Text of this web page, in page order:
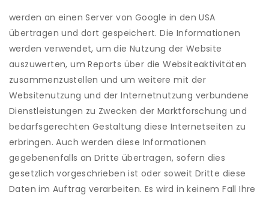
werden an einen Server von Google in den USA
übertragen und dort gespeichert. Die Informationen
werden verwendet, um die Nutzung der Website
auszuwerten, um Reports über die Websiteaktivitäten
zusammenzustellen und um weitere mit der
Websitenutzung und der Internetnutzung verbundene
Dienstleistungen zu Zwecken der Marktforschung und
bedarfsgerechten Gestaltung diese Internetseiten zu
erbringen. Auch werden diese Informationen
gegebenenfalls an Dritte übertragen, sofern dies
gesetzlich vorgeschrieben ist oder soweit Dritte diese
Daten im Auftrag verarbeiten. Es wird in keinem Fall Ihre